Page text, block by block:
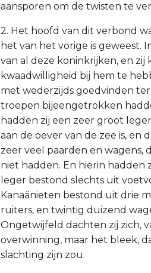
aansporen om de twisten te
2. Het hoofd van dit verbond
het van het vorige is geweest.
van al deze koninkrijken, en
kwaadwilligheid bij hem te
met wederzijds goedvinden ter
troepen bijeengetrokken
hadden zij een zeer groot
aan de oever van de zee is,
zeer veel paarden en wagens,
niet hadden. En hierin hadden
leger bestond slechts uit
Kanaänieten bestond uit drie
ruiters, en twintig duizend
Ongetwijfeld dachten zij zich,
overwinning, maar het bleek,
slachting zijn zou.